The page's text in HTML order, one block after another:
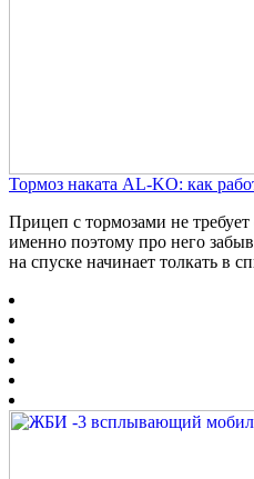
Тормоз наката AL-KO: как
Прицеп с тормозами не
именно поэтому про него
на спуске начинает толкать в